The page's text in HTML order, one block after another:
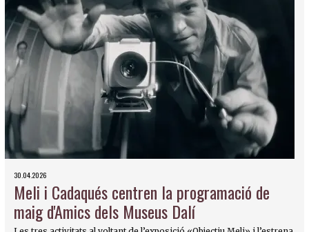
30.04.2026
Meli i Cadaqués centren la programació de
maig d'Amics dels Museus Dalí